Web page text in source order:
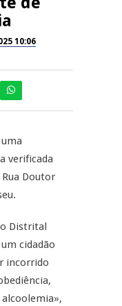
10:06
verificada
Doutor
Distrital
cidadão
incorrido